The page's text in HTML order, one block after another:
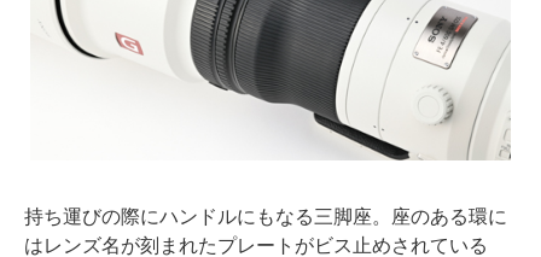
持ち運びの際にハンドルにもなる三脚座。座のある環に
はレンズ名が刻まれたプレートがビス止めされている